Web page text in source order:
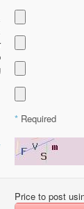
* Required
Price to post